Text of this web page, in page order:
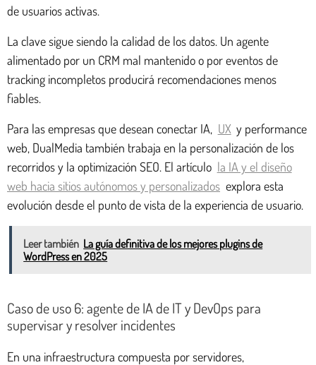
de usuarios activas.
La clave sigue siendo la calidad de los datos. Un agente
alimentado por un CRM mal mantenido o por eventos de
tracking incompletos producirá recomendaciones menos
fiables.
Para las empresas que desean conectar IA, UX y performance
web, DualMedia también trabaja en la personalización de los
recorridos y la optimización SEO. El artículo la IA y el diseño
web hacia sitios autónomos y personalizados explora esta
evolución desde el punto de vista de la experiencia de usuario.
Leer también La guía definitiva de los mejores plugins de
WordPress en 2025
Caso de uso 6: agente de IA de IT y DevOps para
supervisar y resolver incidentes
En una infraestructura compuesta por servidores,